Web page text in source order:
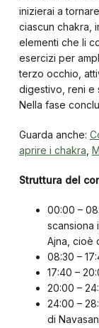
inizierai a
ciascun chakra,
elementi che li
esercizi per
terzo occhio,
digestivo, reni e
Nella fase
Guarda anche:
aprire i chakra
Struttura del
00:00 –
scansiona
Ajna, cioè
08:30 –
17:40 –
20:00 –
24:00 –
di